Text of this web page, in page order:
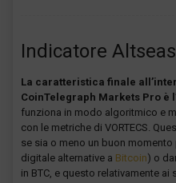
Indicatore
La caratteristica finale
CoinTelegraph Markets Pro è
funziona in modo algoritmico e
con le metriche di VORTECS.
se sia o meno un buon momento
digitale alternative a Bitcoin) o
in BTC, e questo relativamente